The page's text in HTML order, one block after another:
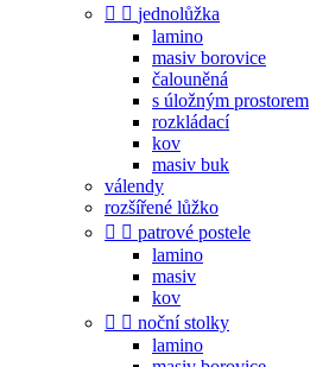
  jednolůžka
lamino
masiv borovice
čalouněná
s úložným prostorem
rozkládací
kov
masiv buk
válendy
rozšířené lůžko
  patrové postele
lamino
masiv
kov
  noční stolky
lamino